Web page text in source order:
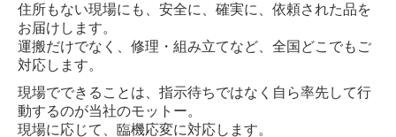
住所もない現場にも、安全に、確実に、依頼された品を
お届けします。
運搬だけでなく、修理・組み立てなど、全国どこでもご
対応します。
現場でできることは、指示待ちではなく自ら率先して行
動するのが当社のモットー。
現場に応じて、臨機応変に対応します。